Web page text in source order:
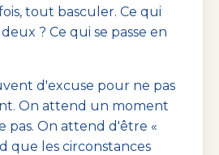
tout basculer. Ce qui
? Ce qui se passe en
d'excuse pour ne pas
On attend un moment
pas. On attend d'être «
que les circonstances